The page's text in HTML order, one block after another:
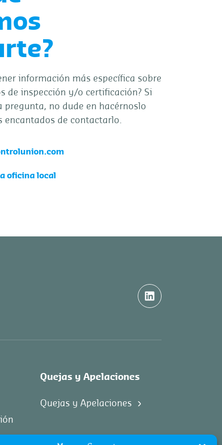
información más específica sobre
de inspección y/o certificación? Si
pregunta, no dude en hacérnoslo
encantados de contactarlo.
oficina local
Quejas y Apelaciones
Quejas y Apelaciones